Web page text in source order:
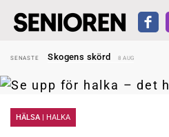
SENASTE
Skogens skörd
8 AUG
SENASTE
Reform för äldre kan bli
Kravet: Nu måste 65-
SENASTE
Snart kan telefonförsäljning
SENASTE
Hyror rusar ifrån äldres
HÄLSA | HALKA